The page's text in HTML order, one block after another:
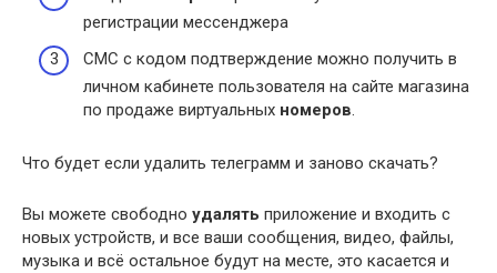
регистрации мессенджера
СМС с кодом подтверждение можно получить в
личном кабинете пользователя на сайте магазина
по продаже виртуальных номеров.
Что будет если удалить телеграмм и заново скачать?
Вы можете свободно удалять приложение и входить с
новых устройств, и все ваши сообщения, видео, файлы,
музыка и всё остальное будут на месте, это касается и